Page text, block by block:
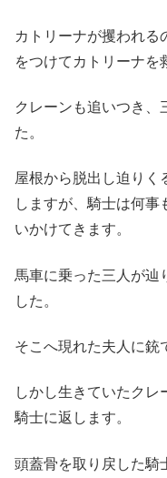
カトリーナが攫われる
をつけてカトリーナを
クレーンも追いつき、
た。
屋根から脱出し迫りく
しますが、騎士は何事
いかけてきます。
馬車に乗った三人が辿
した。
そこへ現れた夫人に銃
しかし生きていたクレ
騎士に返します。
頭蓋骨を取り戻した騎